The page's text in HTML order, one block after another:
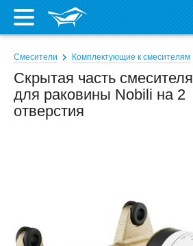
Смесители Комплектующие к смесителям
Скрытая часть смесителя
для раковины Nobili на 2
отверстия